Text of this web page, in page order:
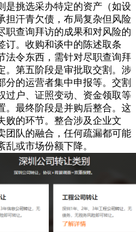
是挑选采办特定的资产（如设
担汗青欠债，布局复杂但风险
职查询拜访的成果和对风险的
订。收购和谈中的陈述取条
法令东西，需针对尽职查询拜
。第五阶段是审批取交割。涉
分的运营者集中申报等。交割
过户、证照变动、资金领取等
。最终阶段是并购后整合。这
败的环节。整合涉及企业文
团队的融合，任何疏漏都可能
或市场份额下降。